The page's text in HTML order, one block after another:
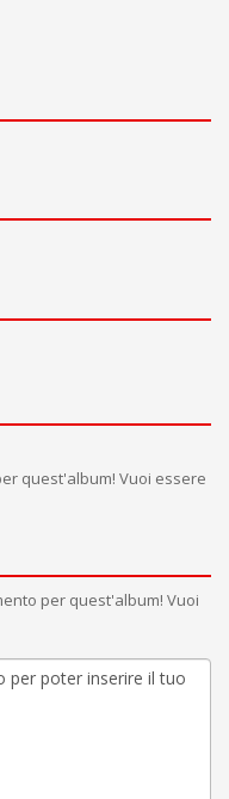
quest'album! Vuoi essere
per quest'album! Vuoi